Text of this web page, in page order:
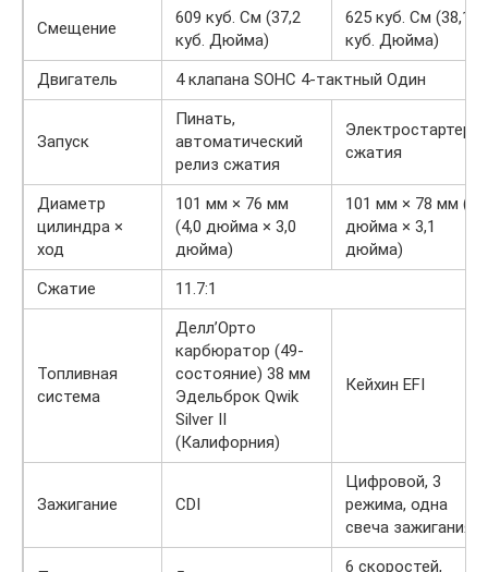
Смещение
609 куб. См (37,2
куб. Дюйма)
625 куб. См (38,1
куб. Дюйма)
Двигатель
4 клапана SOHC 4-тактный Один
Запуск
Пинать,
автоматический
релиз сжатия
Электростартер
сжатия
Диаметр
цилиндра ×
ход
101 мм × 76 мм
(4,0 дюйма × 3,0
дюйма)
101 мм × 78 мм (4,0
дюйма × 3,1
дюйма)
Сжатие
11.7:1
Топливная
система
Делл’Орто
карбюратор (49-
состояние) 38 мм
Эдельброк Qwik
Silver II
(Калифорния)
Кейхин EFI
Зажигание CDI
Цифровой, 3
режима, одна
свеча зажигания.
6 скоростей,